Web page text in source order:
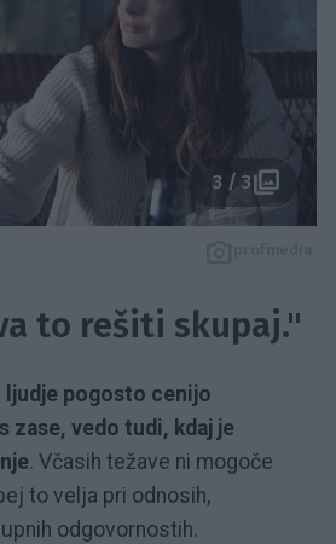
3 / 3
to rešiti skupaj."
pogosto cenijo
zase, vedo tudi, kdaj je
. Včasih težave ni mogoče
to velja pri odnosih,
odgovornostih.